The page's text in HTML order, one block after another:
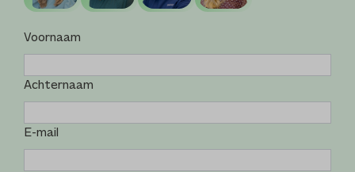
Voornaam
Achternaam
E-mail